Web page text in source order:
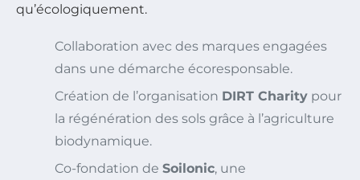
qu’écologiquement.
Collaboration avec des marques engagées
dans une démarche écoresponsable.
Création de l’organisation DIRT Charity pour
la régénération des sols grâce à l’agriculture
biodynamique.
Co-fondation de Soilonic, une